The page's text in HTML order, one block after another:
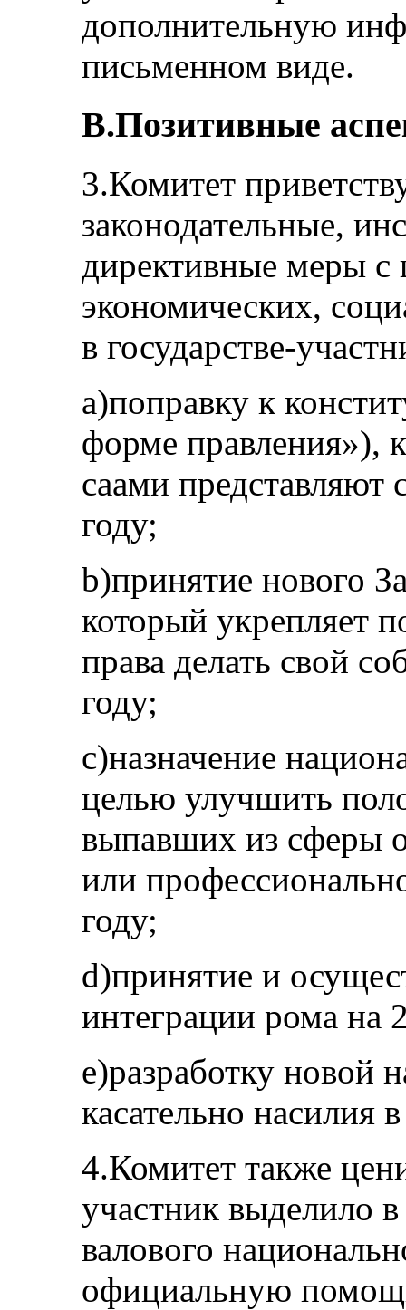
дополнительную
письменном виде.
B.Позитивные
3.Комитет
законодательные,
директивные меры
экономических,
в государстве-
a)поправку к
форме правления»),
саами представляют
году;
b)принятие нового
который укрепляет
права делать свой
году;
с)назначение
целью улучшить
выпавших из сферы
или
году;
d)принятие и
интеграции рома на
е)разработку новой
касательно
4.Комитет также
участник выделило
валового
официальную